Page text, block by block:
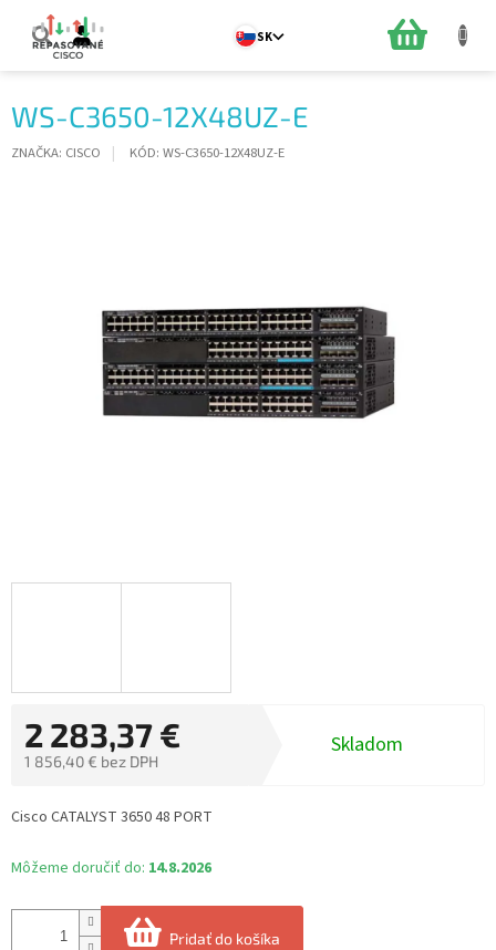
obsah
SK
WS-C3650-12X48UZ-E
ZNAČKA: CISCO KÓD: WS-C3650-12X48UZ-E
2 283,37 €
1 856,40 € bez DPH
cena:
Skladom
Môžeme doručiť do: 14.8.2026
Pridať do košíka
Cisco CATALYST 3650 48 PORT